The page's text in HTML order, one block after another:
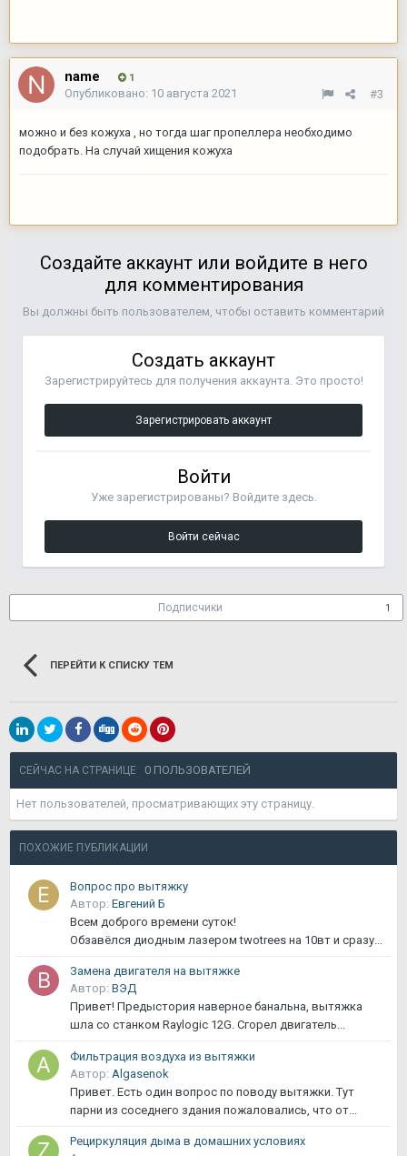
name 1
#3
Опубликовано: 10 августа 2021
можно и без кожуха , но тогда шаг пропеллера необходимо
подобрать. На случай хищения кожуха
Создайте аккаунт или войдите в него
для комментирования
Вы должны быть пользователем, чтобы оставить комментарий
Создать аккаунт
Зарегистрируйтесь для получения аккаунта. Это просто!
Зарегистрировать аккаунт
Войти
Уже зарегистрированы? Войдите здесь.
Войти сейчас
Подписчики 1
ПЕРЕЙТИ К СПИСКУ ТЕМ
СЕЙЧАС НА СТРАНИЦЕ 0 ПОЛЬЗОВАТЕЛЕЙ
Нет пользователей, просматривающих эту страницу.
ПОХОЖИЕ ПУБЛИКАЦИИ
Вопрос про вытяжку
Автор: Евгений Б
Всем доброго времени суток!
Обзавёлся диодным лазером twotrees на 10вт и сразу...
Замена двигателя на вытяжке
Автор: ВЭД
Привет! Предыстория наверное банальна, вытяжка
шла со станком Raylogic 12G. Сгорел двигатель...
Фильтрация воздуха из вытяжки
Автор: Algasenok
Привет. Есть один вопрос по поводу вытяжки. Тут
парни из соседнего здания пожаловались, что от...
Рециркуляция дыма в домашних условиях